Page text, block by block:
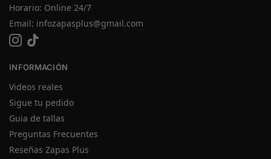
Horario: Online 24/7
Email: infozapasplus@gmail.com
INFORMACIÓN
Videos reales
Sigue tu pedido
Guia de tallas
Preguntas Frecuentes
Reseñas Zapas Plus